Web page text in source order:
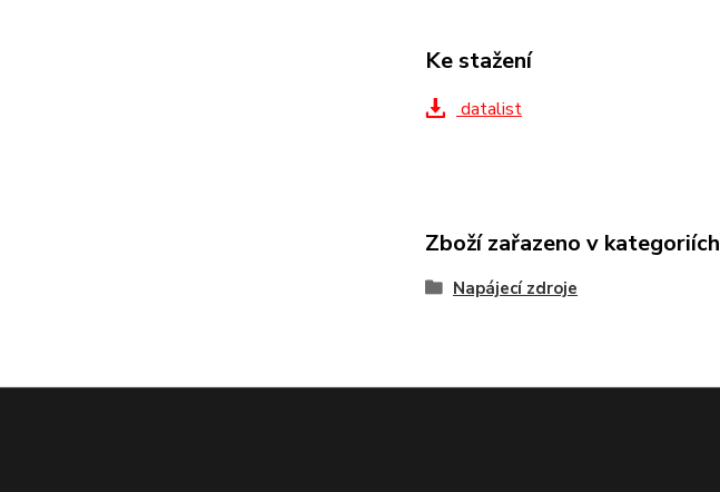
Ke stažení
datalist
Zboží zařazeno v kategoriích
Napájecí zdroje